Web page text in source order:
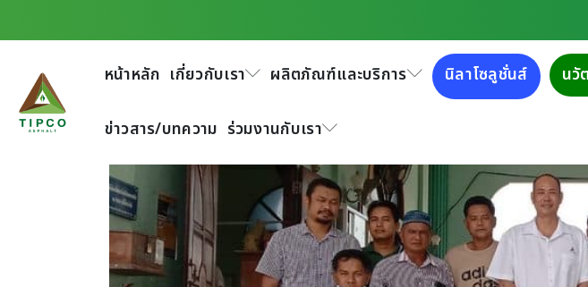
หน้าหลัก เกี่ยวกับเรา ผลิตภัณฑ์และบริการ นิลาโซลูชั่นส์ นวั
ข่าวสาร/บทความ ร่วมงานกับเรา